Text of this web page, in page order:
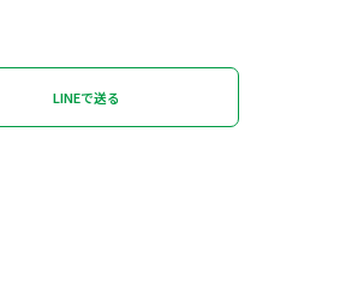
LINEで送る